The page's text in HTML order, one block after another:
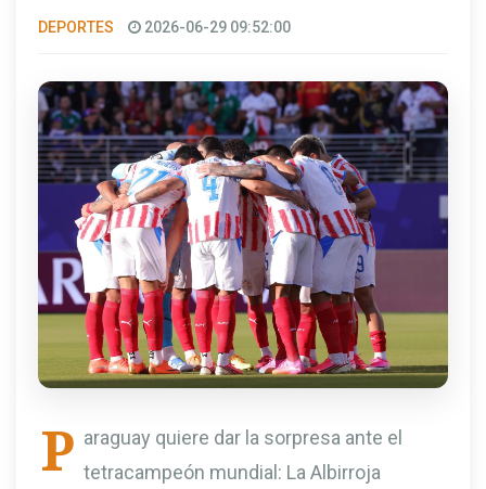
DEPORTES 2026-06-29 09:52:00
P araguay quiere dar la sorpresa ante el
tetracampeón mundial: La Albirroja